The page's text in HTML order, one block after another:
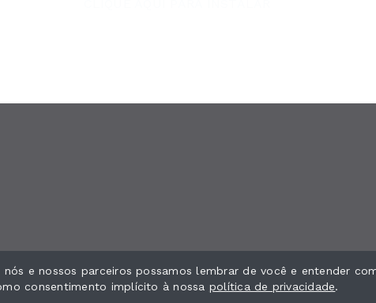
e nossos parceiros possamos lembrar de você e entender
consentimento implícito à nossa política de privacidade.